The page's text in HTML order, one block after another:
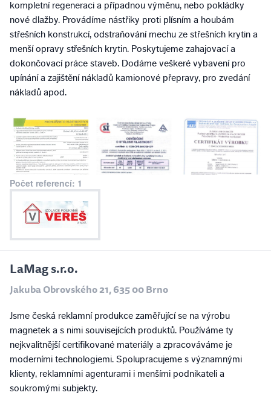
kompletní regeneraci a případnou výměnu, nebo pokládky
nové dlažby. Provádíme nástřiky proti plísním a houbám
střešních konstrukcí, odstraňování mechu ze střešních krytin a
menší opravy střešních krytin. Poskytujeme zahajovací a
dokončovací práce staveb. Dodáme veškeré vybavení pro
upínání a zajištění nákladů kamionové přepravy, pro zvedání
nákladů apod.
Počet referencí: 1
LaMag s.r.o.
Jakuba Obrovského 21, 635 00 Brno
Jsme česká reklamní produkce zaměřující se na výrobu
magnetek a s nimi souvisejících produktů. Používáme ty
nejkvalitnější certifikované materiály a zpracováváme je
moderními technologiemi. Spolupracujeme s významnými
klienty, reklamními agenturami i menšími podnikateli a
soukromými subjekty.